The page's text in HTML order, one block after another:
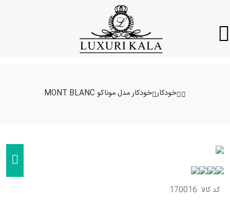
خودکار خودکار مدل موناکو MONT BLANC
کد کالا 170016